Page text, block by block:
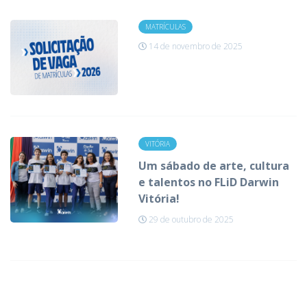
MATRÍCULAS
14 de novembro de 2025
VITÓRIA
Um sábado de arte, cultura
e talentos no FLiD Darwin
Vitória!
29 de outubro de 2025